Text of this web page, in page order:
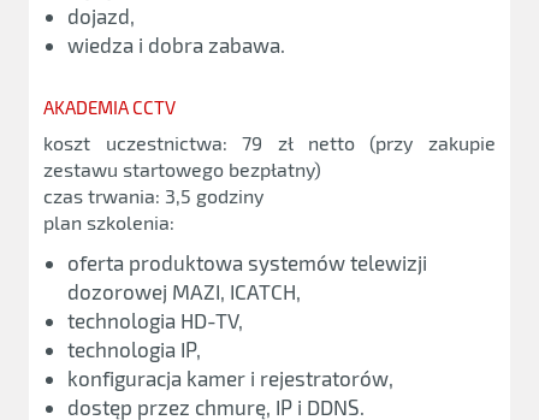
dojazd,
wiedza i dobra zabawa.
AKADEMIA CCTV
koszt uczestnictwa: 79 zł netto (przy zakupie
zestawu startowego bezpłatny)
czas trwania: 3,5 godziny
plan szkolenia:
oferta produktowa systemów telewizji
dozorowej MAZI, ICATCH,
technologia HD-TV,
technologia IP,
konfiguracja kamer i rejestratorów,
dostęp przez chmurę, IP i DDNS.